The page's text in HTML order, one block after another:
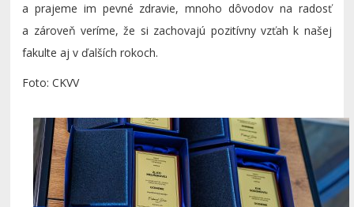
a prajeme im pevné zdravie, mnoho dôvodov na radosť
a zároveň veríme, že si zachovajú pozitívny vzťah k našej
fakulte aj v ďalších rokoch.
Foto: CKVV